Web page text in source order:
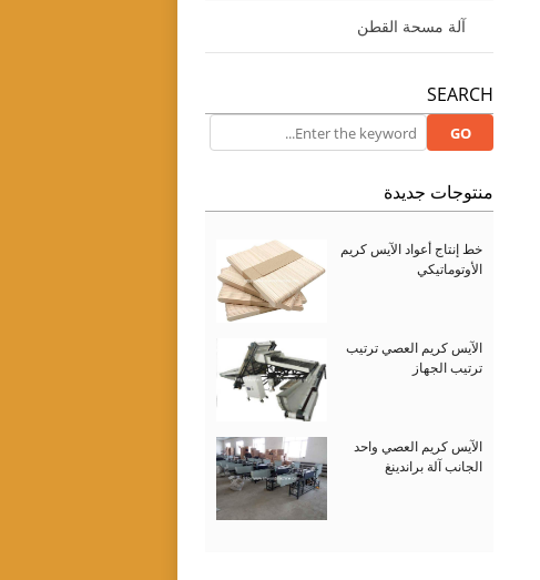
آلة مسحة القطن
SEARCH
منتوجات جديدة
خط إنتاج أعواد الآيس كريم
الأوتوماتيكي
الآيس كريم العصي ترتيب
ترتيب الجهاز
الآيس كريم العصي واحد
الجانب آلة براندينغ